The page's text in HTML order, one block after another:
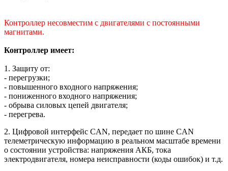
Контроллер несовместим с двигателями с постоянными
магнитами.
Контроллер имеет:
1. Защиту от:
- перегрузки;
- повышенного входного напряжения;
- пониженного входного напряжения;
- обрыва силовых цепей двигателя;
- перегрева.
2. Цифровой интерфейс CAN, передает по шине CAN
телеметрическую информацию в реальном масштабе времени
о состоянии устройства: напряжения АКБ, тока
электродвигателя, номера неисправности (коды ошибок) и т.д.